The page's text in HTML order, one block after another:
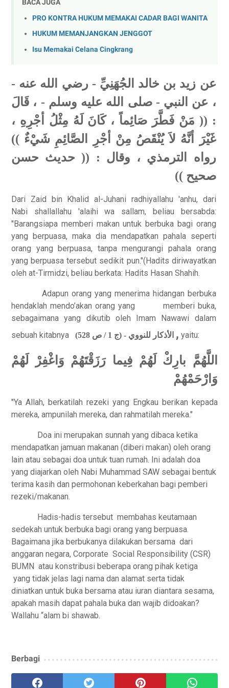
BACA JUGA
PRO KONTRA HUKUM MEMAKAI CADAR BAGI WANITA
HUKUM MEMANJANGKAN JENGGOT
Isu Memakai Celana Cingkrang
عن زيد بن خالد الجُهَنِيِّ - رضي الله عنه -
، عن النبي - صلى الله عليه وسلم - ، قَالَ
: (( مَنْ فَطَّرَ صَائِماً ، كَانَ لَهُ مِثْلُ أجْرِهِ ،
غَيْرَ أنَّهُ لاَ يُنْقَصُ مِنْ أجْرِ الصَّائِمِ شَيْءٌ ))
رواه الترمذي ، وقال : (( حديث حسن
صحيح ))
Dari Zaid bin Khalid al-Juhani radhiyallahu 'anhu, dari
Nabi shallallahu 'alaihi wa sallam, beliau bersabda:
"Barangsiapa memberi makan untuk berbuka bagi orang
yang berpuasa, maka dia mendapatkan pahala seperti
orang yang berpuasa, tanpa mengurangi pahala orang
yang berpuasa tersebut sedikit pun."(Hadits diriwayatkan
oleh at-Tirmidzi, beliau berkata: Hadits Hasan Shahih.
Adapun orang yang menerima hidangan berbuka
hendaklah mendo’akan orang yang memberi buka,
sebagaimana yang dikutib oleh Imam Nawawi dalam
sebuah kitabnya
الأذكار للنووي - (ج 1 / ص 528) , yaitu:
اللَّهُمَّ بارِكْ لَهُمْ فِيما رَزَقْتَهُمْ وَاغْفِرْ لَهُمْ
وَارْحَمْهُمْ
"Ya Allah, berkatilah rezeki yang Engkau berikan kepada
mereka, ampunilah mereka, dan rahmatilah mereka."
Doa ini merupakan sunnah yang dibaca ketika
mendapatkan jamuan makanan (diberi makan) oleh orang
lain atau sebagai doa untuk tuan rumah. Ini adalah doa
yang diajarkan oleh Nabi Muhammad SAW sebagai bentuk
terima kasih dan permohonan keberkahan bagi pemberi
rezeki/makanan.
Hadis-hadis tersebut membahas keutamaan
sedekah untuk berbuka bagi orang yang berpuasa.
Bagaimana jika berbukanya dilakukan bersama dari
anggaran negara, Corporate Social Responsibility (CSR)
BUMN atau konstribusi beberapa orang pihak ketiga
yang tidak jelas lagi nama dan alamat serta tidak
diniatkan untuk buka bersama atau iuran diantara sesama,
apakah masih dapat pahala buka dan wajib didoakan?
Wallahu “alam bi shawab.
Berbagi